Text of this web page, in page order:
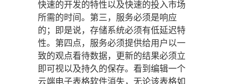
快速的开发的特性以及快速的投入市场
所需的时间。第三，服务必须是响应
的；即是说，存储系统必须有低延迟特
性。第四点，服务必须提供给用户以一
致的观点看待数据，更新的结果必须立
即可视以及持久的保存。看到编辑一个
云端电子表格软件消失，无论该表格如